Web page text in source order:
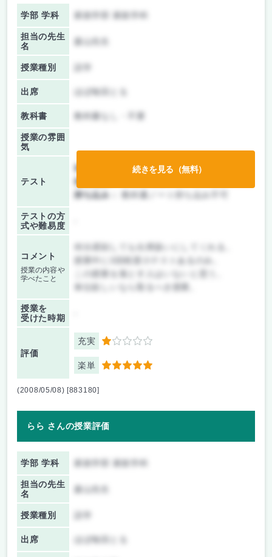
学部 学科
担当の先生
名
森山先生
授業種別
出席 ほぼ毎回とる
教科書 教科書なし・不要
授業の雰囲
気
テスト
前期/中間：
テストのみ
後期/期末：
持ち込み：
教科書ノート持ち込み不可
テストの方
式や難易度
コメント
授業の内容や
学べたこと
授業中に3回程度小テストあるのみ。
授業を
受けた時期
評価
充実 1
楽単 5
続きを見る（無料）
(2008/05/08) [883180]
らら さんの授業評価
学部 学科
担当の先生
名
森山先生
授業種別
出席 ほぼ毎回とる